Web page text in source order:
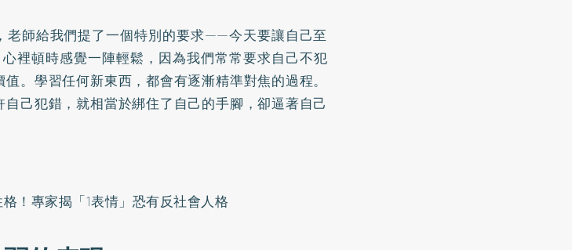
老師給我們提了一個特別的要求——今天要讓自己至
裡頓時感覺一陣輕鬆，因為我們常常要求自己不犯
。學習任何新東西，都會有逐漸精準對焦的過程。
己犯錯，就相當於綁住了自己的手腳，卻逼著自己
！專家揭「1表情」恐有反社會人格